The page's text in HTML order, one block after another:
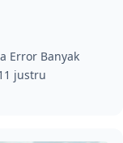
Error Banyak
justru